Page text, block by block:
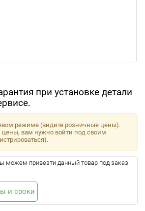
при установке детали
режиме (видите розничные цены).
цены, вам нужно войти под своим
можем привезти данный товар под заказ.
и сроки